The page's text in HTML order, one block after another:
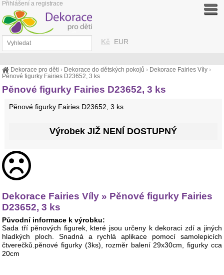
Dekorace pro děti › Dekorace do dětských pokojů › Dekorace Fairies Víly ›
Pěnové figurky Fairies D23652, 3 ks
Pěnové figurky Fairies D23652, 3 ks
Pěnové figurky Fairies D23652, 3 ks
Výrobek JIŽ NENÍ DOSTUPNÝ
Dekorace Fairies Víly » Pěnové figurky Fairies
D23652, 3 ks
Původní informace k výrobku:
Sada tří pěnových figurek, které jsou určeny k dekoraci zdí a jiných
hladkých ploch. Snadná a rychlá aplikace pomocí samolepicích
čtverečků.pěnové figurky (3ks), rozměr balení 29x30cm, figurky cca
20cm
Kč EUR
Přihlášení a registrace